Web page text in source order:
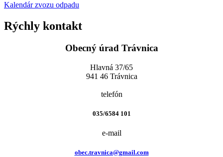
Kalendár zvozu odpadu
Rýchly kontakt
Obecný úrad Trávnica
Hlavná 37/65
941 46 Trávnica
telefón
035/6584 101
e-mail
obec.travnica@gmail.com